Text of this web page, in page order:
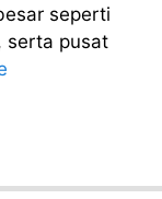
seperti
serta pusat